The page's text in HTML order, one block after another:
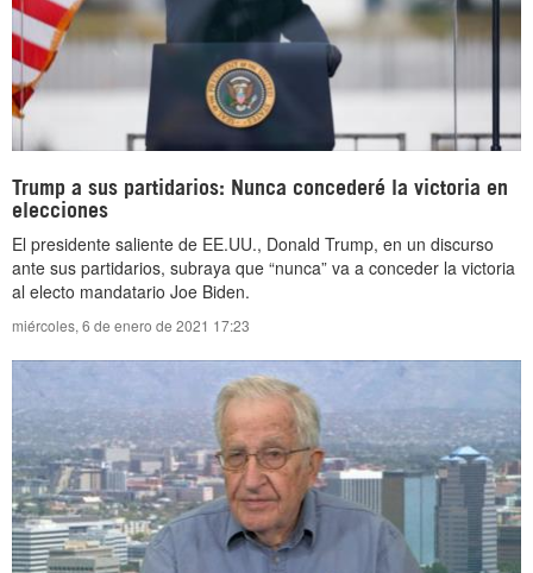
Trump a sus partidarios: Nunca concederé la victoria en
elecciones
El presidente saliente de EE.UU., Donald Trump, en un discurso
ante sus partidarios, subraya que “nunca” va a conceder la victoria
al electo mandatario Joe Biden.
miércoles, 6 de enero de 2021 17:23